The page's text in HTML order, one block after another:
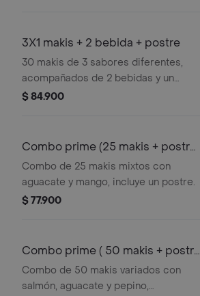
3X1 makis + 2 bebida + postre
30 makis de 3 sabores diferentes,
acompañados de 2 bebidas y un
postre.
$ 84.900
Combo prime (25 makis + postre
)Combo de 25 makis mixtos con
aguacate y mango, incluye un postre.
$ 77.900
Combo prime ( 50 makis + postre
)Combo de 50 makis variados con
salmón, aguacate y pepino,